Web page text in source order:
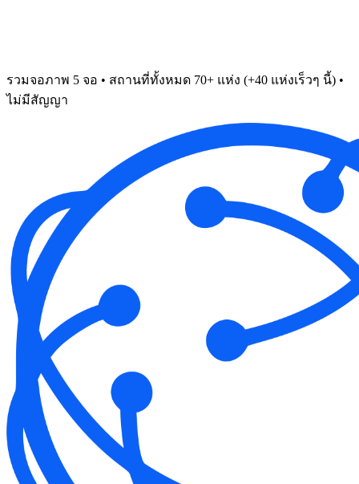
รวมจอภาพ 5 จอ • สถานที่ทั้งหมด 70+ แห่ง (+40 แห่งเร็วๆ นี้) •
ไม่มีสัญญา